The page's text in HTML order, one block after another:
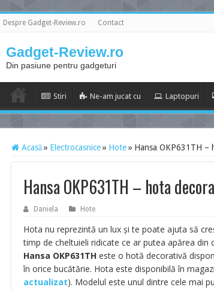
Despre Gadget-Review.ro Contact
Gadget-Review.ro
Din pasiune pentru gadgeturi
Stiri Ne-am jucat cu Laptopuri
Acasă » Electrocasnice » Hote » Hansa OKP631TH –
Hansa OKP631TH – hota
Daniela Hote
Hota nu reprezintă un lux și te poate ajuta să
timp de cheltuieli ridicate ce ar putea apărea din
Hansa OKP631THeste o hotă decorativă
în orice bucătărie. Hota este disponibilă în
actualizat). Modelul este unul dintre cele mai